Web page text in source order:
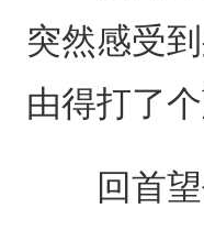
突然感受
由得打了个
回首望